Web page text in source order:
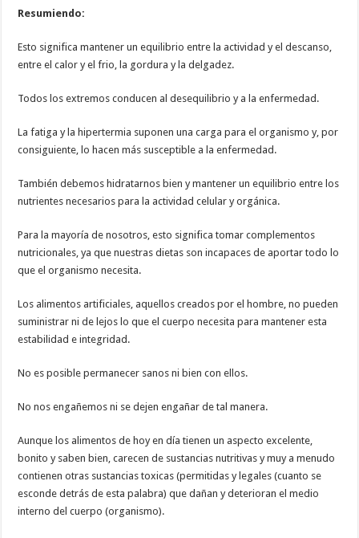
Resumiendo:
Esto significa mantener un equilibrio entre la actividad y el descanso,
entre el calor y el frio, la gordura y la delgadez.
Todos los extremos conducen al desequilibrio y a la enfermedad.
La fatiga y la hipertermia suponen una carga para el organismo y, por
consiguiente, lo hacen más susceptible a la enfermedad.
También debemos hidratarnos bien y mantener un equilibrio entre los
nutrientes necesarios para la actividad celular y orgánica.
Para la mayoría de nosotros, esto significa tomar complementos
nutricionales, ya que nuestras dietas son incapaces de aportar todo lo
que el organismo necesita.
Los alimentos artificiales, aquellos creados por el hombre, no pueden
suministrar ni de lejos lo que el cuerpo necesita para mantener esta
estabilidad e integridad.
No es posible permanecer sanos ni bien con ellos.
No nos engañemos ni se dejen engañar de tal manera.
Aunque los alimentos de hoy en día tienen un aspecto excelente,
bonito y saben bien, carecen de sustancias nutritivas y muy a menudo
contienen otras sustancias toxicas (permitidas y legales (cuanto se
esconde detrás de esta palabra) que dañan y deterioran el medio
interno del cuerpo (organismo).